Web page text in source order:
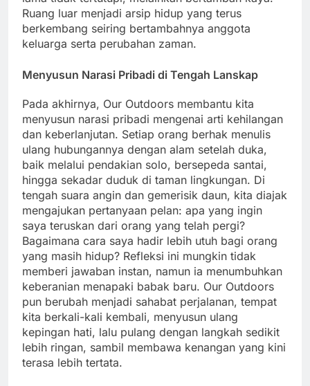
Ruang luar menjadi arsip hidup yang terus
berkembang seiring bertambahnya anggota
keluarga serta perubahan zaman.
Menyusun Narasi Pribadi di Tengah Lanskap
Pada akhirnya, Our Outdoors membantu kita
menyusun narasi pribadi mengenai arti kehilangan
dan keberlanjutan. Setiap orang berhak menulis
ulang hubungannya dengan alam setelah duka,
baik melalui pendakian solo, bersepeda santai,
hingga sekadar duduk di taman lingkungan. Di
tengah suara angin dan gemerisik daun, kita diajak
mengajukan pertanyaan pelan: apa yang ingin
saya teruskan dari orang yang telah pergi?
Bagaimana cara saya hadir lebih utuh bagi orang
yang masih hidup? Refleksi ini mungkin tidak
memberi jawaban instan, namun ia menumbuhkan
keberanian menapaki babak baru. Our Outdoors
pun berubah menjadi sahabat perjalanan, tempat
kita berkali-kali kembali, menyusun ulang
kepingan hati, lalu pulang dengan langkah sedikit
lebih ringan, sambil membawa kenangan yang kini
terasa lebih tertata.